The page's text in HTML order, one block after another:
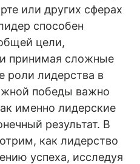
или других сферах
способен
цели,
принимая сложные
роли лидерства в
победы важно
именно лидерские
результат. В
как лидерство
успеха, исследуя